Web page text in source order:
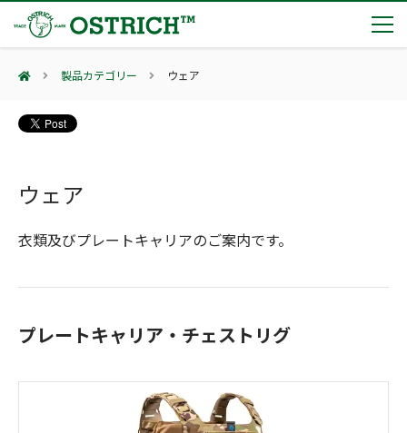
製品カテゴリー
輸血保冷庫
(Bear Avoidance)
止血・止血キット
気道管理
呼吸管理
(Respiration)
(Circulation)
夏季休業のお知らせ
第7回 地域×Tech東北 ご来場ありがとうございました！
ダマスカス製品カタログ（日本語版）
もっと見る
会社案内
会社概要
主な納入実績
採用情報
採用情報（外部サイトに移動します）
お問合せ
製品カテゴリー ウェア
ウェア
衣類及びプレートキャリアのご案内です。
プレートキャリア・チェストリグ